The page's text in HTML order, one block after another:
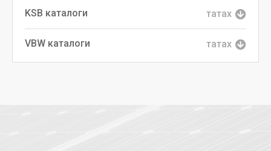
KSB каталоги татах
VBW каталоги татах